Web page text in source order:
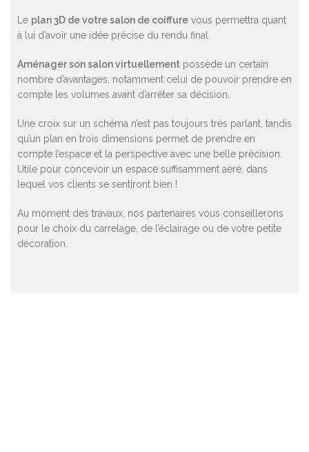
Le plan 3D de votre salon de coiffure vous permettra quant
à lui d’avoir une idée précise du rendu final.
Aménager son salon virtuellement possède un certain
nombre d’avantages, notamment celui de pouvoir prendre en
compte les volumes avant d’arrêter sa décision.
Une croix sur un schéma n’est pas toujours très parlant, tandis
qu’un plan en trois dimensions permet de prendre en
compte l’espace et la perspective avec une belle précision.
Utile pour concevoir un espace suffisamment aéré, dans
lequel vos clients se sentiront bien !
Au moment des travaux, nos partenaires vous conseillerons
pour le choix du carrelage, de l’éclairage ou de votre petite
décoration.